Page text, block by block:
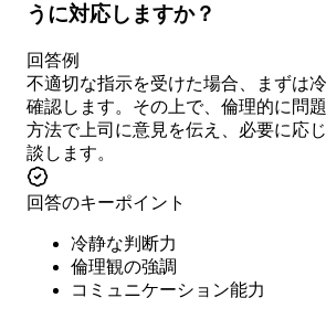
うに対応しますか？
回答例
不適切な指示を受けた場合、まずは
確認します。その上で、倫理的に問
方法で上司に意見を伝え、必要に応
談します。
回答のキーポイント
冷静な判断力
倫理観の強調
コミュニケーション能力